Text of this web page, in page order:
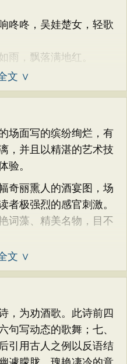
咚咚，吴娃楚女，轻歌
雨，飘落满地红。
文 ∨
面写的缤纷绚烂，有
，并且以精湛的艺术技
验。
丽熏人的酒宴图，场
者极强烈的感官刺激。
词藻、精美名物，目不
文 ∨
为劝酒歌。此诗前四
句写动态的歌舞；七、
引用古人之例以反语结